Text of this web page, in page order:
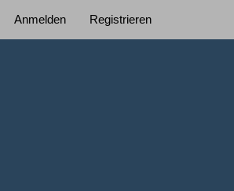
Anmelden Registrieren